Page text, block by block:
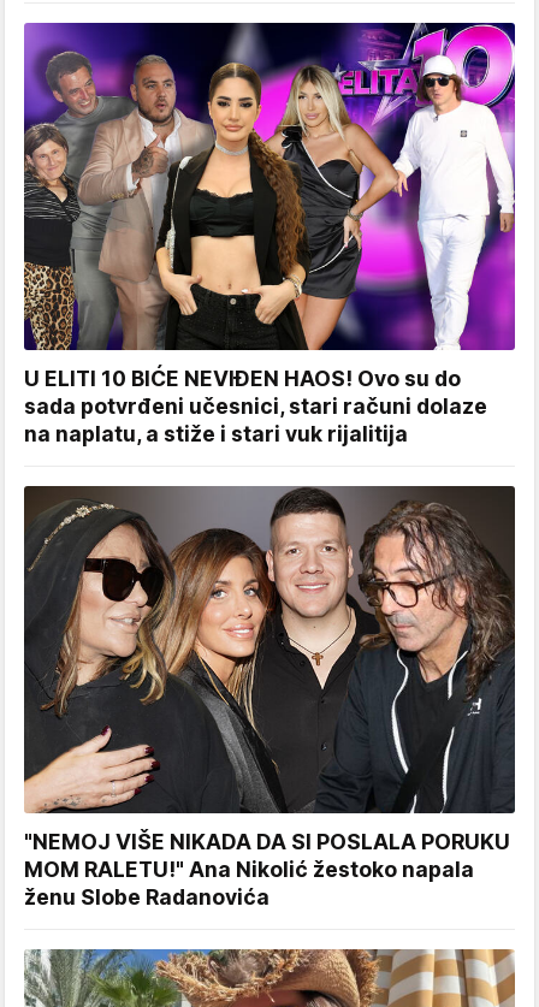
U ELITI 10 BIĆE NEVIĐEN HAOS! Ovo su do
sada potvrđeni učesnici, stari računi dolaze
na naplatu, a stiže i stari vuk rijalitija
"NEMOJ VIŠE NIKADA DA SI POSLALA PORUKU
MOM RALETU!" Ana Nikolić žestoko napala
ženu Slobe Radanovića